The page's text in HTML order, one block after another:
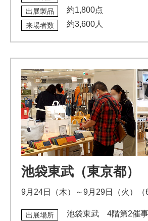
出展製品 約1,800点
来場者数 約3,600人
池袋東武（東京都）
9月24日（木）～9月29日（火）（
出展場所 池袋東武 4階第2催